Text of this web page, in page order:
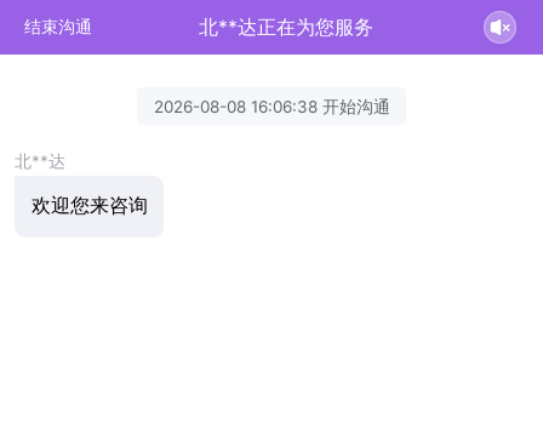
结束沟通 北**达正在为您服务
2026-08-08 16:06:38 开始沟通
北**达
欢迎您来咨询